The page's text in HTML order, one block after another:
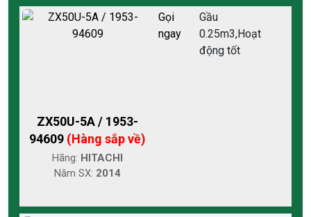
ZX50U-5A / 1953-
94609 (Hàng sắp về)
Hãng: HITACHI
Năm SX: 2014
Gọi
ngay
Gầu
0.25m3,Hoạt
động tốt